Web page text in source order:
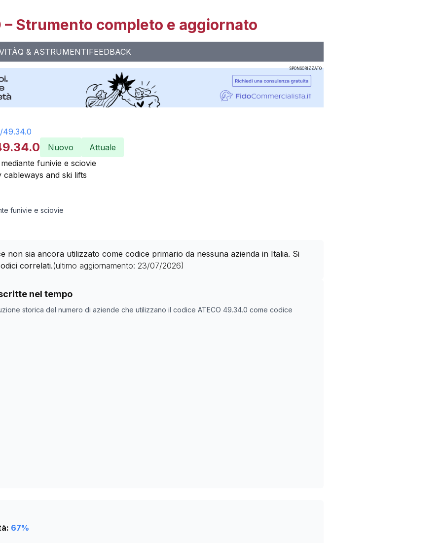
– Strumento completo e aggiornato
Q & ASTRUMENTIFEEDBACK
SPONSORIZZATO
/49.34.0
Nuovo Attuale
funivie e sciovie
and ski lifts
funivie e sciovie
non sia ancora utilizzato come codice primario da nessuna azienda in Italia. Si
correlati.(ultimo aggiornamento: 23/07/2026)
nel tempo
storica del numero di aziende che utilizzano il codice ATECO 49.34.0 come codice
con codice ATECO
Numero aziende
67%